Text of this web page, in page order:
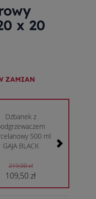
x 20
ZAMIAN
Dzbanek z
500 ml
GAJA BLACK
219,00 zł
109,50 zł